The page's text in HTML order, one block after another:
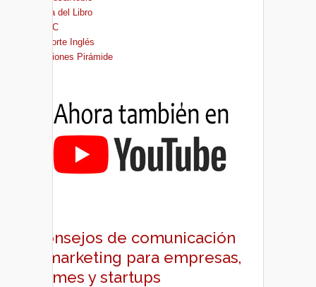
Casa del Libro
FNAC
El Corte Inglés
Ediciones Pirámide
Consejos de comunicación
y marketing para empresas,
pymes y startups